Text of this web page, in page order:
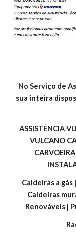
No Serviço de
sua inteira
ASSISTÊNCIA
VULCANO
Caldeiras a
Caldeiras
Renováveis |